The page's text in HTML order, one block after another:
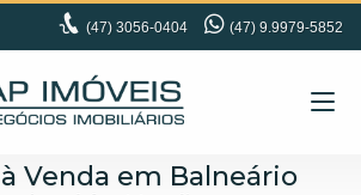
(47) 3056-0404 (47) 9.9979-5852
Venda em Balneário